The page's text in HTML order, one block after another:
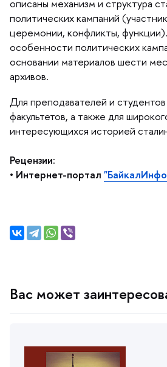
описаны механизм и структура
политических кампаний
церемонии, конфликты,
особенности политических
основании материалов шести
архивов.
Для преподавателей и
факультетов, а также для
интересующихся историей
Рецензии:
• Интернет-портал
ас может